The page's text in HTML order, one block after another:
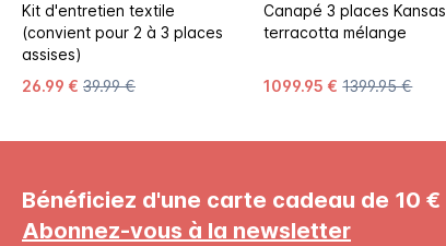
Kit d'entretien textile
(convient pour 2 à 3 places
assises)
26.99 € 39.99 €
Canapé 3 places Kansas
terracotta mélange
1099.95 € 1399.95 €
Bénéficiez d'une carte cadeau de 10 €
Abonnez-vous à la newsletter